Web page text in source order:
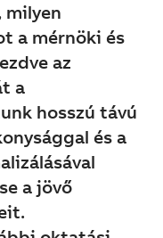
milyen
a mérnöki és
az
a
hosszú távú
és a
a jövő